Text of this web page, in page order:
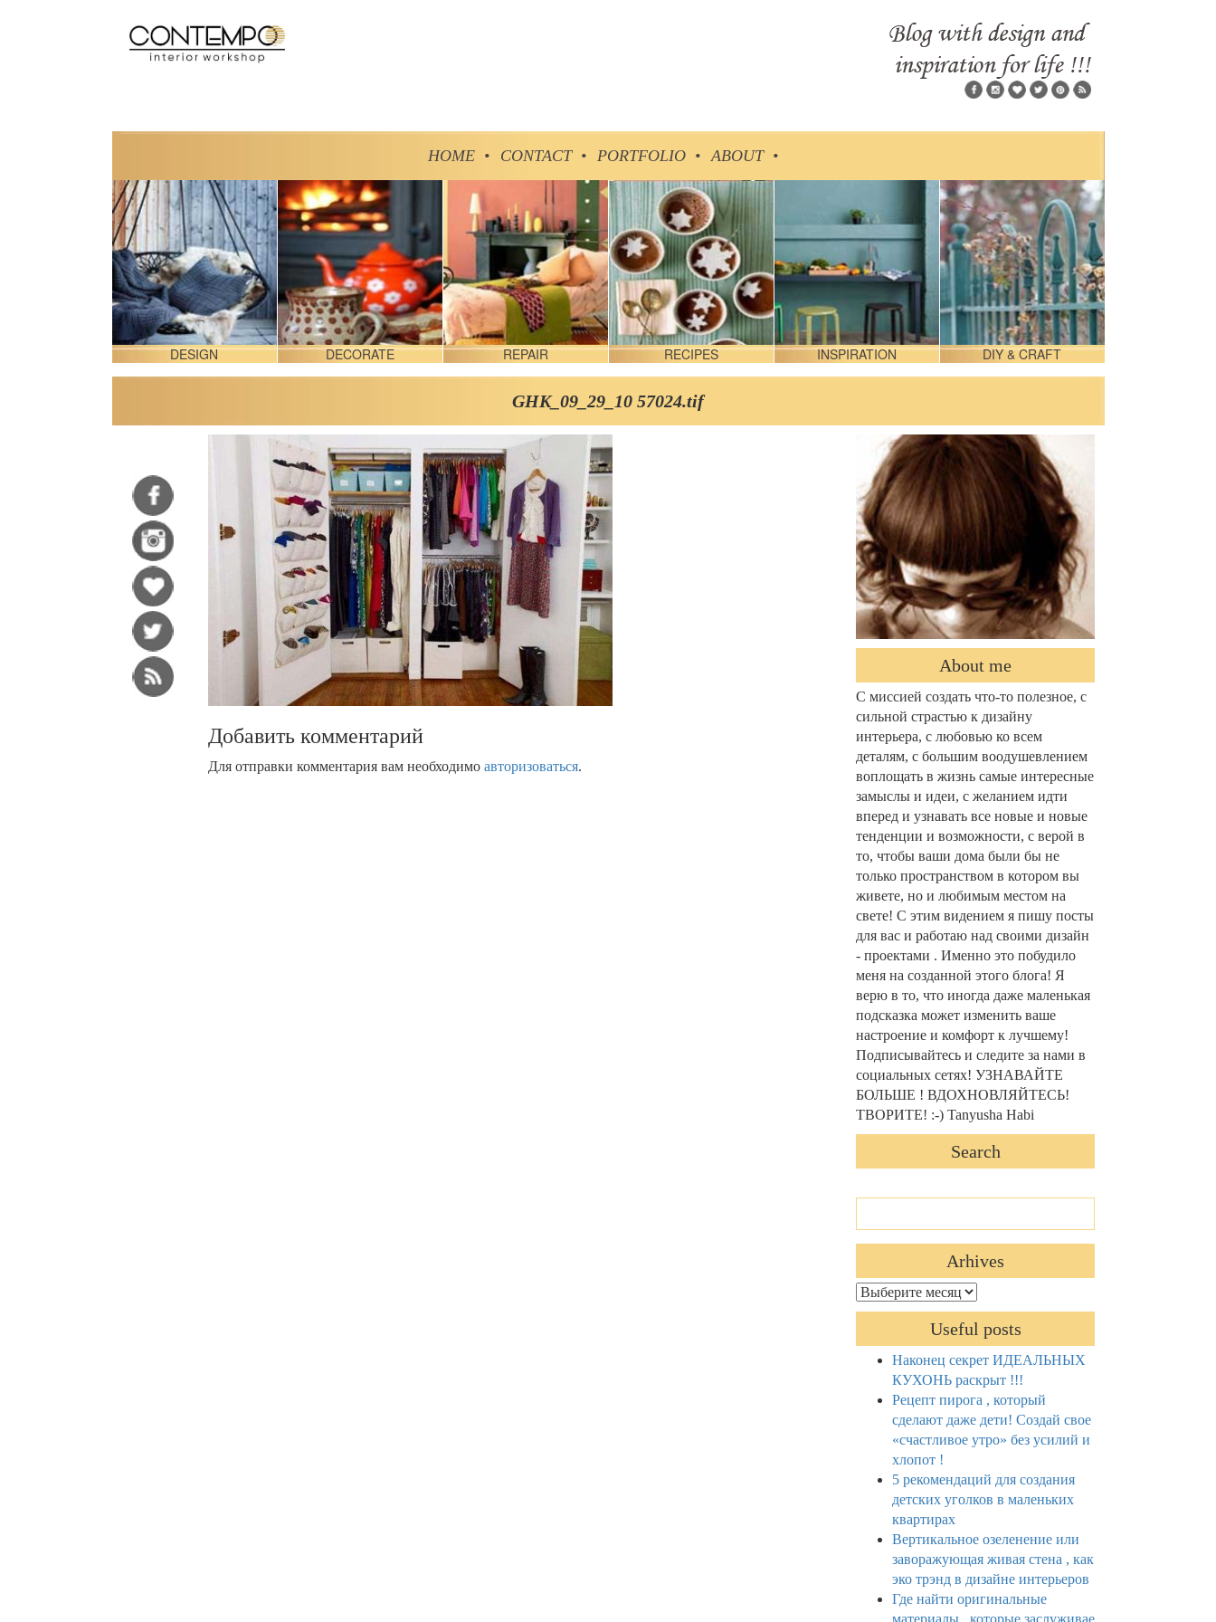
HOME • CONTACT • PORTFOLIO • ABOUT •
DESIGN DECORATE REPAIR RECIPES INSPIRATION DIY & CRAFT
GHK_09_29_10 57024.tif
Добавить комментарий
Для отправки комментария вам необходимо авторизоваться.
About me
С миссией создать что-то полезное, с
сильной страстью к дизайну
интерьера, с любовью ко всем
деталям, с большим воодушевлением
воплощать в жизнь самые интересные
замыслы и идеи, с желанием идти
вперед и узнавать все новые и новые
тенденции и возможности, с верой в
то, чтобы ваши дома были бы не
только пространством в котором вы
живете, но и любимым местом на
свете! С этим видением я пишу посты
для вас и работаю над своими дизайн
- проектами . Именно это побудило
меня на созданной этого блога! Я
верю в то, что иногда даже маленькая
подсказка может изменить ваше
настроение и комфорт к лучшему!
Подписывайтесь и следите за нами в
социальных сетях! УЗНАВАЙТЕ
БОЛЬШЕ ! ВДОХНОВЛЯЙТЕСЬ!
ТВОРИТЕ! :-) Tanyusha Habi
Search
Arhives
Arhives
Useful posts
Наконец секрет ИДЕАЛЬНЫХ
КУХОНЬ раскрыт !!!
Рецепт пирога , который
сделают даже дети! Создай свое
«счастливое утро» без усилий и
хлопот !
5 рекомендаций для создания
детских уголков в маленьких
квартирах
Вертикальное озеленение или
заворажующая живая стена , как
эко трэнд в дизайне интерьеров
Где найти оригинальные
материалы , которые заслуживае